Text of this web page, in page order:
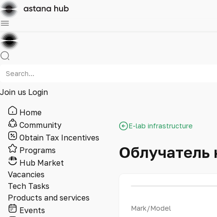
Join us Login
Home
Community
Obtain Tax Incentives
Programs
Hub Market
Vacancies
Tech Tasks
Products and services
Events
E-lab infrastructure
Облучатель
Mark/Model